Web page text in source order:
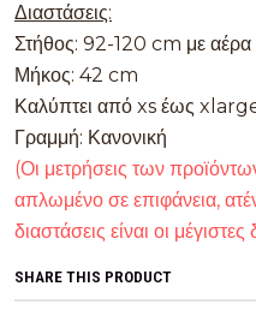
Διαστάσεις:
Στήθος: 92-120 cm με αέρα
Μήκος: 42 cm
Καλύπτει από xs έως
Γραμμή: Κανονική
(Οι μετρήσεις των
απλωμένο σε επιφάνεια,
διαστάσεις είναι οι μέγιστες
SHARE THIS PRODUCT